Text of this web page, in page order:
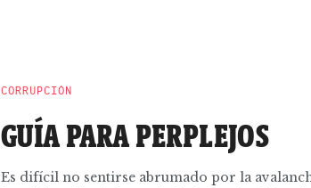
CORRUPCIÓN
GUÍA PARA PERPLEJOS
Es difícil no sentirse abrumado por la